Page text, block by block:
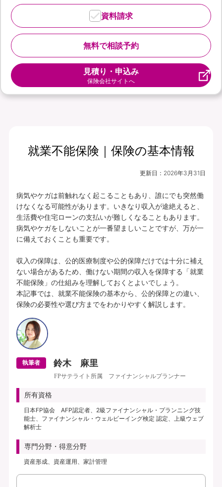
無料で相談予約
資料請求
見積り・申込み
保険会社サイトへ
就業不能保険｜保険の基本情報
更新日： 2026年3月31日
病気やケガは前触れなく起こることもあり、誰にでも突然働
けなくなる可能性があります。いきなり収入が途絶えると、
生活費や住宅ローンの支払いが難しくなることもあります。
病気やケガをしないことが一番望ましいことですが、万が一
に備えておくことも重要です。
収入の保障は、公的医療制度や公的保障だけでは十分に補え
ない場合があるため、働けない期間の収入を保障する「就業
不能保険」の仕組みを理解しておくとよいでしょう。
本記事では、就業不能保険の基本から、公的保障との違い、
執筆者 鈴木 麻里
FPサテライト所属 ファイナンシャルプランナー
所有資格
日本FP協会 AFP認定者、2級ファイナンシャル・プランニング技
能士、ファイナンシャル・ウェルビーイング検定 認定、上級ウェブ
解析士
専門分野・得意分野
資産形成、資産運用、家計管理